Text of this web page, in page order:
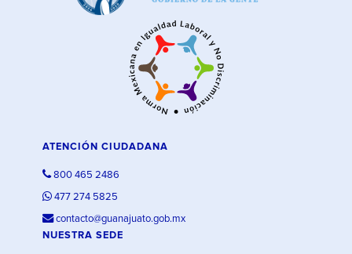
ATENCIÓN CIUDADANA
800 465 2486
477 274 5825
contacto@guanajuato.gob.mx
NUESTRA SEDE